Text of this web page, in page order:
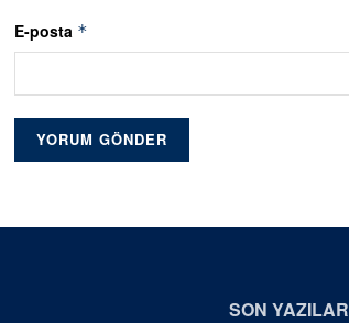
E-posta *
SON YAZILAR